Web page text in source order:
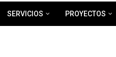
SERVICIOS PROYECTOS